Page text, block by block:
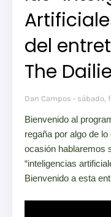
del
The
Dan Campos sábado,
Bienvenido al
regaña por algo de
ocasión hablaremos
“inteligencias
Bienvenido a esta